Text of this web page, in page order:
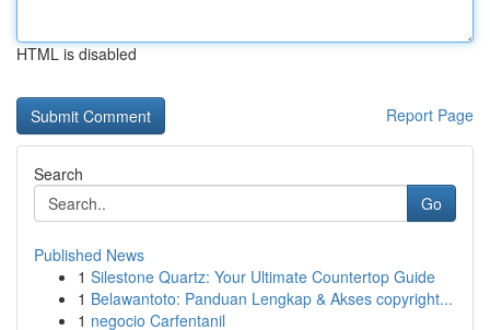
HTML is disabled
Report Page
Search
Go
Published News
1 Silestone Quartz: Your Ultimate Countertop Guide
1 Belawantoto: Panduan Lengkap & Akses copyright...
1 negocio Carfentanil